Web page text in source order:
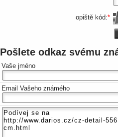
opiště kód:*
Pošlete odkaz svému
Vaše jméno
Email Vašeho známého